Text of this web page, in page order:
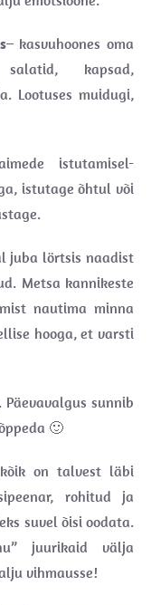
– kasvuhoones oma
kapsad,
Lootuses muidugi,
istutamisel-
istutage õhtul või
juba lörtsis naadist
Metsa kannikeste
nautima minna
hooga, et varsti
. Päevavalgus sunnib
🙂
on talvest läbi
rohitud ja
suvel õisi oodata.
juurikaid välja
vihmausse!